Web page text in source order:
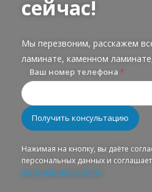
сейчас!
Мы перезвоним, расскажем
ламинате, каменном
Ваш номер телефона *
Нажимая на кнопку, вы даёте
персональных данных и
конфиденциальности